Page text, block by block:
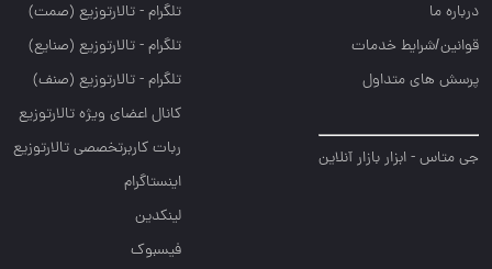
درباره ما
قوانین/شرایط خدمات
پرسش های متداول
جی متاس - ابزار بازار آنلاین
تلگرام - تالارتوزيع (صمت)
تلگرام - تالارتوزيع (صنايع)
تلگرام - تالارتوزیع (صنف)
کانال اعضای ویژه تالارتوزیع
ربات کاربرتخصصی تالارتوزیع
اینستاگرام
لینکدین
فیسبوک